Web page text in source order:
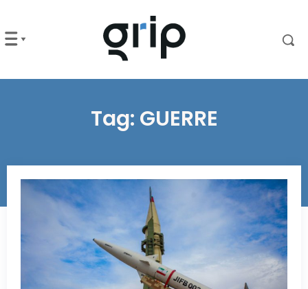
Tag: GUERRE